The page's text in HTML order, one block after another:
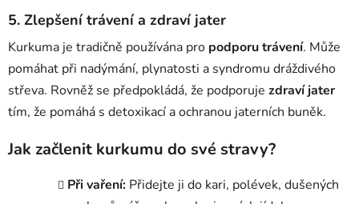
5. Zlepšení trávení a zdraví jater
Kurkuma je tradičně používána pro podporu trávení. Může
pomáhat při nadýmání, plynatosti a syndromu dráždivého
střeva. Rovněž se předpokládá, že podporuje zdraví jater
tím, že pomáhá s detoxikací a ochranou jaterních buněk.
Jak začlenit kurkumu do své stravy?
Při vaření: Přidejte ji do kari, polévek, dušených